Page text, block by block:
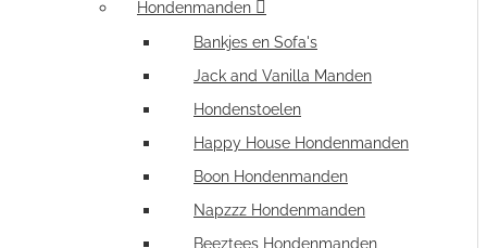
Hondenmanden
Bankjes en Sofa's
Jack and Vanilla Manden
Hondenstoelen
Happy House Hondenmanden
Boon Hondenmanden
Napzzz Hondenmanden
Beeztees Hondenmanden